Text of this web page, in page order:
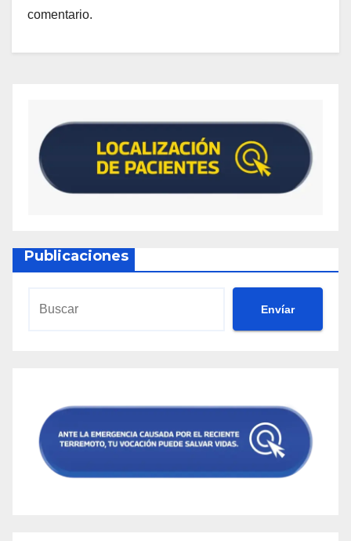
comentario.
Publicaciones
Envíar